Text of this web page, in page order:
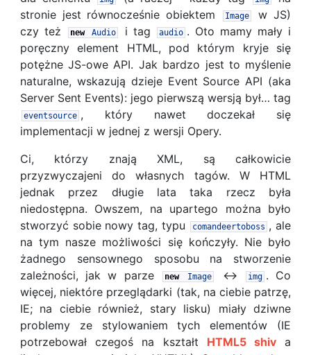
stronie jest równocześnie obiektem
Image
w JS)
czy też
new Audio i tag audio . Oto mamy mały i
poręczny element HTML, pod którym kryje się
potężne JS-owe API. Jak bardzo jest to myślenie
naturalne, wskazują dzieje Event Source API (aka
Server Sent Events): jego pierwszą wersją był… tag
eventsource , który nawet doczekał się
implementacji w jednej z wersji Opery.
Ci, którzy znają XML, są całkowicie
przyzwyczajeni do własnych tagów. W HTML
jednak przez długie lata taka rzecz była
niedostępna. Owszem, na upartego można było
stworzyć sobie nowy tag, typu
comandeertoboss , ale
na tym nasze możliwości się kończyły. Nie było
żadnego sensownego sposobu na stworzenie
zależności, jak w parze
new Image ↔ img . Co
więcej, niektóre przeglądarki (tak, na ciebie patrzę,
IE; na ciebie również, stary lisku) miały dziwne
problemy ze stylowaniem tych elementów (IE
potrzebował czegoś na kształt HTML5 shiva